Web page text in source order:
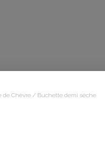
de Chèvre / Buchette demi sèche